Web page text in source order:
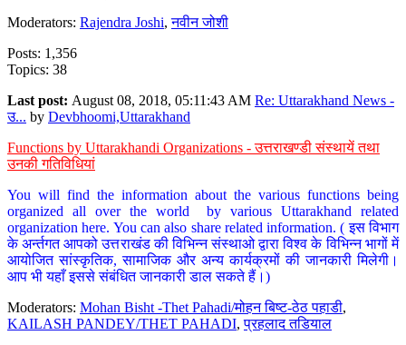
Moderators: Rajendra Joshi,नवीन जोशी
Posts: 1,356
Topics: 38
Last post: August 08, 2018, 05:11:43 AM Re: Uttarakhand News -
उ... by Devbhoomi,Uttarakhand
Functions by Uttarakhandi Organizations - उत्तराखण्डी संस्थायें तथा
उनकी गतिविधियां
You will find the information about the various functions being
organized all over the world by various Uttarakhand related
organization here. You can also share related information. ( इस विभाग
के अर्न्तगत आपको उत्तराखंड की विभिन्न संस्थाओ द्वारा विश्व के विभिन्न भागों में
आयोजित सांस्कृतिक, सामाजिक और अन्य कार्यक्रमों की जानकारी मिलेगी।
आप भी यहाँ इससे संबंधित जानकारी डाल सकते हैं।)
Moderators: Mohan Bisht -Thet Pahadi/मोहन बिष्ट-ठेठ पहाडी,
KAILASH PANDEY/THET PAHADI,प्रहलाद तडियाल